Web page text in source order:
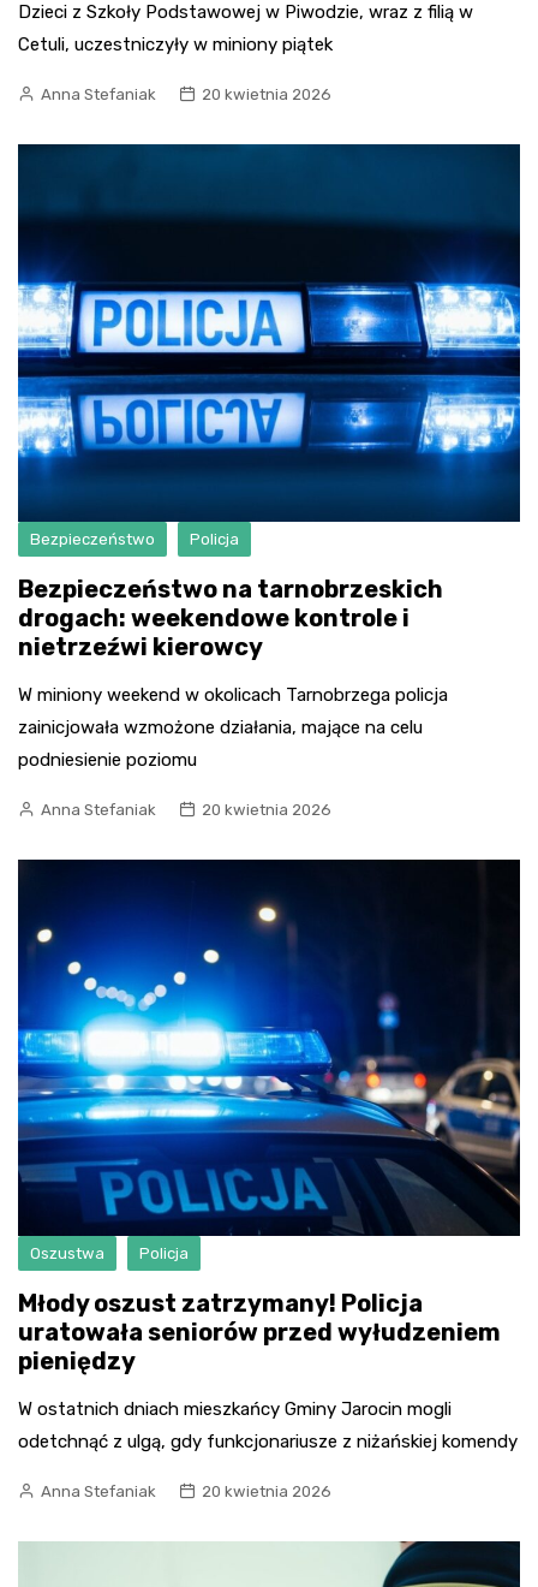
Dzieci z Szkoły Podstawowej w Piwodzie, wraz z filią w
Cetuli, uczestniczyły w miniony piątek
Anna Stefaniak 20 kwietnia 2026
Bezpieczeństwo Policja
Bezpieczeństwo na tarnobrzeskich
drogach: weekendowe kontrole i
nietrzeźwi kierowcy
W miniony weekend w okolicach Tarnobrzega policja
zainicjowała wzmożone działania, mające na celu
podniesienie poziomu
Anna Stefaniak 20 kwietnia 2026
Oszustwa Policja
Młody oszust zatrzymany! Policja
uratowała seniorów przed wyłudzeniem
pieniędzy
W ostatnich dniach mieszkańcy Gminy Jarocin mogli
odetchnąć z ulgą, gdy funkcjonariusze z niżańskiej komendy
Anna Stefaniak 20 kwietnia 2026